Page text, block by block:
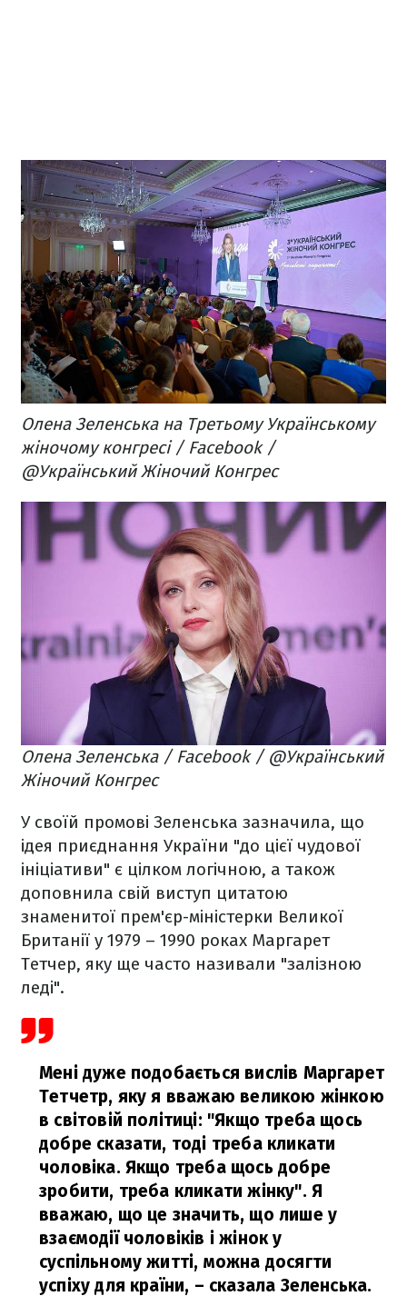
Олена Зеленська на Третьому Українському
жіночому конгресі / Facebook /
@Український Жіночий Конгрес
Олена Зеленська / Facebook / @Український
Жіночий Конгрес
У своїй промові Зеленська зазначила, що
ідея приєднання України "до цієї чудової
ініціативи" є цілком логічною, а також
доповнила свій виступ цитатою
знаменитої прем'єр-міністерки Великої
Британії у 1979 – 1990 роках Маргарет
Тетчер, яку ще часто називали "залізною
леді".
Мені дуже подобається вислів Маргарет
Тетчетр, яку я вважаю великою жінкою
в світовій політиці: "Якщо треба щось
добре сказати, тоді треба кликати
чоловіка. Якщо треба щось добре
зробити, треба кликати жінку". Я
вважаю, що це значить, що лише у
взаємодії чоловіків і жінок у
суспільному житті, можна досягти
успіху для країни, – сказала Зеленська.